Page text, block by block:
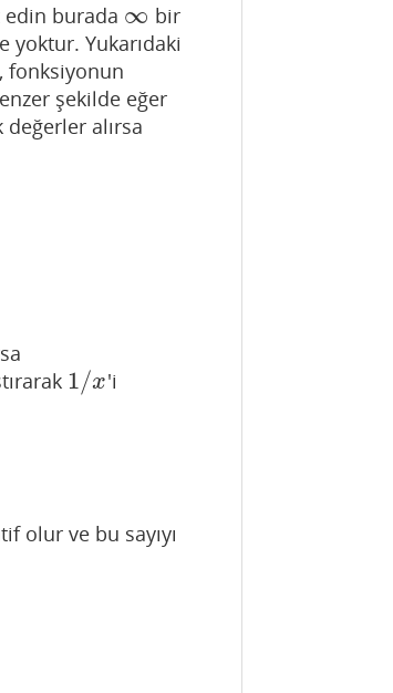
edin burada ∞
∞
bir
yoktur. Yukarıdaki
fonksiyonun
şekilde eğer
alırsa
1/x
1/x 'i
olur ve bu sayıyı